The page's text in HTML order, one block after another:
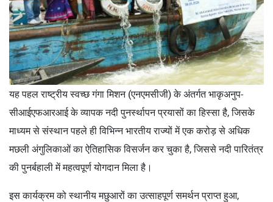
यह पहल राष्ट्रीय स्वच्छ गंगा मिशन (एनएमसीजी) के अंतर्गत भाकृअनुप-
सीआईएफआरआई के व्यापक नदी पुनर्स्थापन प्रयासों का हिस्सा है, जिसके
माध्यम से संस्थान पहले ही विभिन्न भारतीय राज्यों में एक करोड़ से अधिक
मछली अंगुलिकाओं का ऐतिहासिक विसर्जन कर चुका है, जिससे नदी पारितंत्र
की पुनर्बहाली में महत्वपूर्ण योगदान मिला है।
इस कार्यक्रम को स्थानीय मछुआरों का उत्साहपूर्ण समर्थन प्राप्त हुआ,